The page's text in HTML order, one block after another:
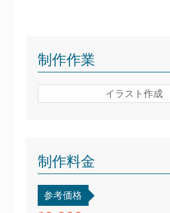
制作作業
イラスト作成
制作料金
参考価格